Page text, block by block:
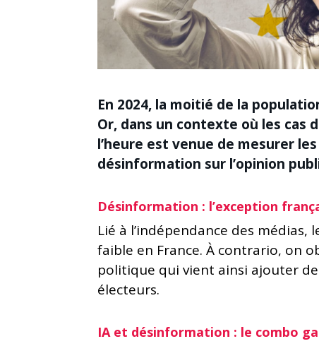
En 2024, la moitié de la
Or, dans un contexte où les
l’heure est venue de mesurer
désinformation sur l’opinion
Désinformation : l’exception
Lié à l’indépendance des
faible en France. À contrario, on
politique qui vient ainsi ajouter
électeurs.
IA et désinformation : le combo